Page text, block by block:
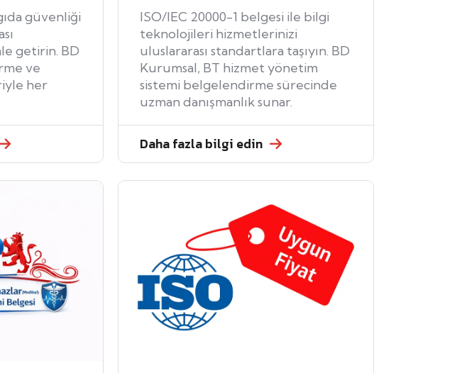
güvenliği
getirin. BD
ve
her
ISO/IEC 20000-1 belgesi ile bilgi
teknolojileri hizmetlerinizi
uluslararası standartlara taşıyın. BD
Kurumsal, BT hizmet yönetim
sistemi belgelendirme sürecinde
uzman danışmanlık sunar.
Daha fazla bilgi edin